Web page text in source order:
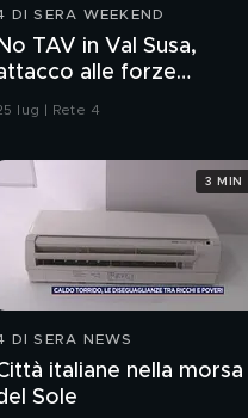
DI SERA WEEKEND
No TAV in Val Susa,
alle forze
dell'ordine
lug | Rete 4
DI SERA NEWS
italiane nella morsa
Sole
3 MIN